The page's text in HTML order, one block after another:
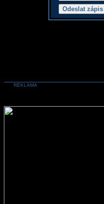
REKLAMA